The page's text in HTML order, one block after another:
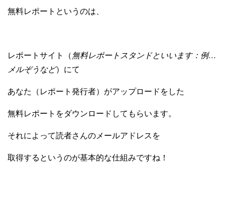
無料レポートというのは、
レポートサイト （無料レポートスタンドといいます：例…
メルぞうなど）にて
あなた（レポート発行者）がアップロードをした
無料レポートをダウンロードしてもらいます。
それによって読者さんのメールアドレスを
取得するというのが基本的な仕組みですね！